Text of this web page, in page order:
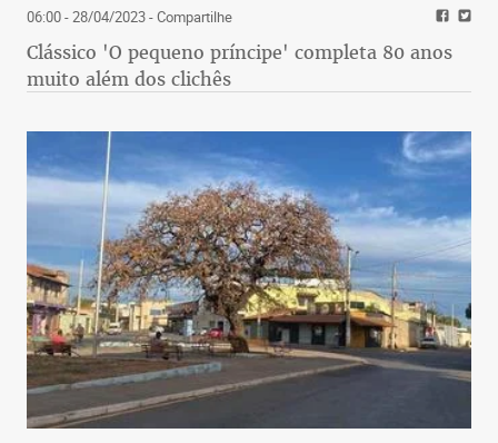
06:00 - 28/04/2023- Compartilhe
Clássico 'O pequeno príncipe' completa 80 anos
muito além dos clichês